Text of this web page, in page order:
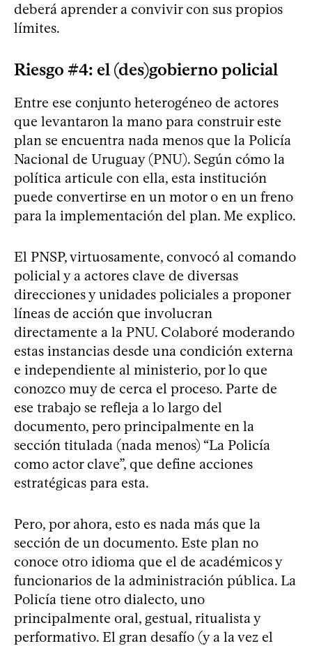
deberá aprender a convivir con sus propios
límites.
Riesgo #4: el (des)gobierno policial
Entre ese conjunto heterogéneo de actores
que levantaron la mano para construir este
plan se encuentra nada menos que la Policía
Nacional de Uruguay (PNU). Según cómo la
política articule con ella, esta institución
puede convertirse en un motor o en un freno
para la implementación del plan. Me explico.
El PNSP, virtuosamente, convocó al comando
policial y a actores clave de diversas
direcciones y unidades policiales a proponer
líneas de acción que involucran
directamente a la PNU. Colaboré moderando
estas instancias desde una condición externa
e independiente al ministerio, por lo que
conozco muy de cerca el proceso. Parte de
ese trabajo se refleja a lo largo del
documento, pero principalmente en la
sección titulada (nada menos) “La Policía
como actor clave”, que define acciones
estratégicas para esta.
Pero, por ahora, esto es nada más que la
sección de un documento. Este plan no
conoce otro idioma que el de académicos y
funcionarios de la administración pública. La
Policía tiene otro dialecto, uno
principalmente oral, gestual, ritualista y
performativo. El gran desafío (y a la vez el